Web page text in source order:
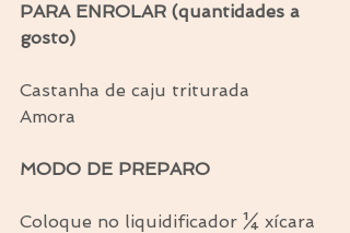
PARA ENROLAR (quantidades a
gosto)
Castanha de caju triturada
Amora
MODO DE PREPARO
Coloque no liquidificador ¼ xícara